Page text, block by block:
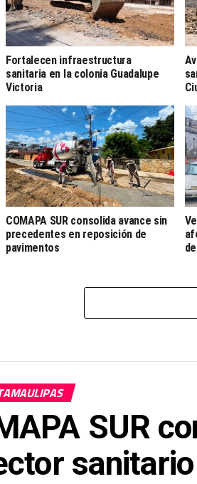
Fortalecen infraestructura
sanitaria en la colonia Guadalupe
Victoria
COMAPA SUR consolida avance sin
precedentes en reposición de
pavimentos
SUR